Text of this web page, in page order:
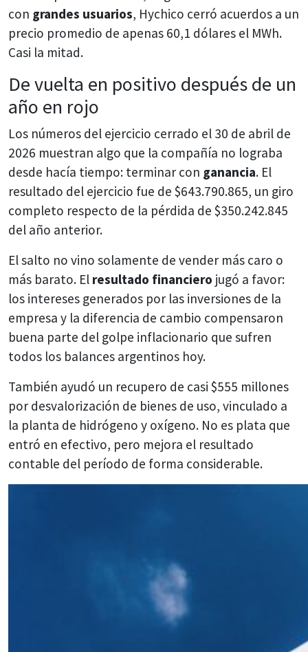
con grandes usuarios, Hychico cerró acuerdos a un
precio promedio de apenas 60,1 dólares el MWh.
Casi la mitad.
De vuelta en positivo después de un
año en rojo
Los números del ejercicio cerrado el 30 de abril de
2026 muestran algo que la compañía no lograba
desde hacía tiempo: terminar con ganancia. El
resultado del ejercicio fue de $643.790.865, un giro
completo respecto de la pérdida de $350.242.845
del año anterior.
El salto no vino solamente de vender más caro o
más barato. El resultado financiero jugó a favor:
los intereses generados por las inversiones de la
empresa y la diferencia de cambio compensaron
buena parte del golpe inflacionario que sufren
todos los balances argentinos hoy.
También ayudó un recupero de casi $555 millones
por desvalorización de bienes de uso, vinculado a
la planta de hidrógeno y oxígeno. No es plata que
entró en efectivo, pero mejora el resultado
contable del período de forma considerable.